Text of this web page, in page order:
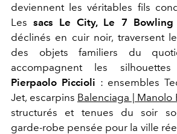
deviennent les véritables fils
Lessacs Le City, Le 7 Bowling
déclinés en cuir noir, traversent
des objets familiers du
accompagnent les
Pierpaolo Piccioli : ensembles
Jet, escarpins Balenciaga | Manolo
structurés et tenues du soir
garde-robe pensée pour la ville